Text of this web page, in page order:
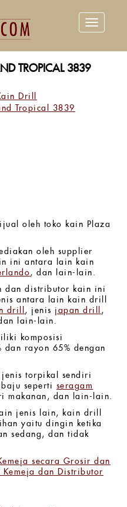
Toggle
navigation
TROPICAL 3839
Drill
Tropical 3839
oleh toko kain Plaza
oleh supplier
ini antara lain kain
, dan lain-lain.
dan distributor kain ini
antara lain kain drill
drill , jenis japan drill ,
lain-lain.
komposisi
rayon 65% dengan
torpikal sendiri
seperti seragam
makanan, dan lain-lain.
jenis lain, kain drill
yaitu dingin ketika
sedang, dan tidak
secara Grosir dan
dan Distributor